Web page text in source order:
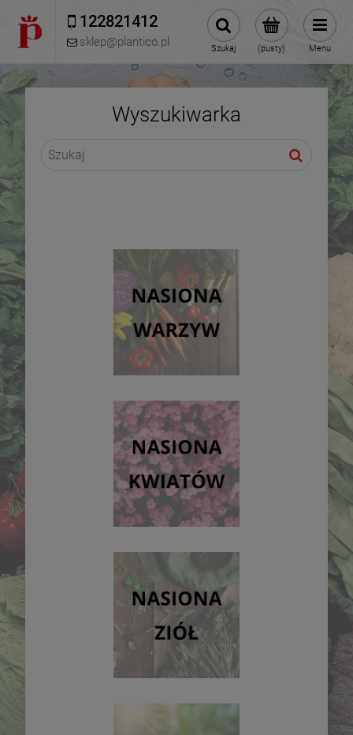
122821412
sklep@plantico.pl (pusty)
Szukaj Menu
Wyszukiwarka